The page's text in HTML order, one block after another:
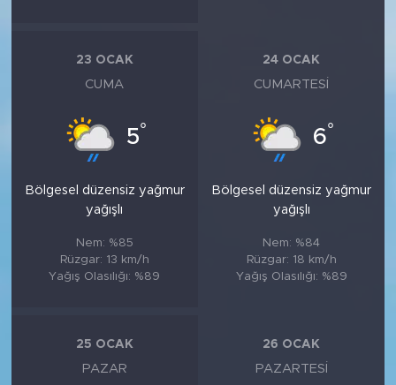
23 OCAK
CUMA
5°
Bölgesel düzensiz yağmur
yağışlı
Nem: %85
Rüzgar: 13 km/h
Yağış Olasılığı: %89
24 OCAK
CUMARTESI
6°
Bölgesel düzensiz yağmur
yağışlı
Nem: %84
Rüzgar: 18 km/h
Yağış Olasılığı: %89
25 OCAK
PAZAR
26 OCAK
PAZARTESI